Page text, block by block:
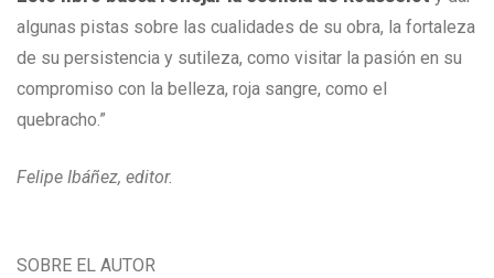
algunas pistas sobre las cualidades de su obra, la fortaleza
de su persistencia y sutileza, como visitar la pasión en su
compromiso con la belleza, roja sangre, como el
quebracho.”
Felipe Ibáñez, editor.
SOBRE EL AUTOR